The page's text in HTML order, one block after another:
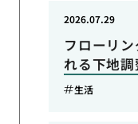
フローリ
れる下地
2026.07.29
生活